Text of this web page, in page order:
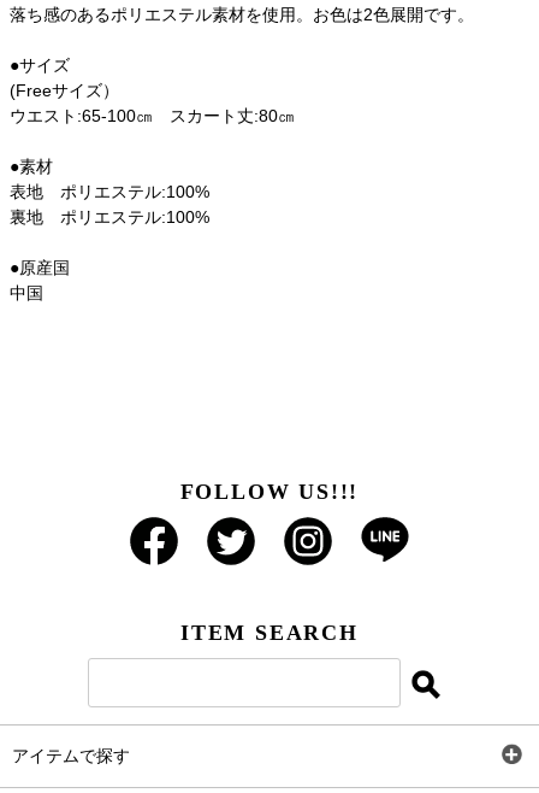
落ち感のあるポリエステル素材を使用。お色は2色展開です。
●サイズ
(Freeサイズ）
ウエスト:65-100㎝ スカート丈:80㎝
●素材
表地 ポリエステル:100%
裏地 ポリエステル:100%
●原産国
中国
FOLLOW US!!!
ITEM SEARCH
アイテムで探す